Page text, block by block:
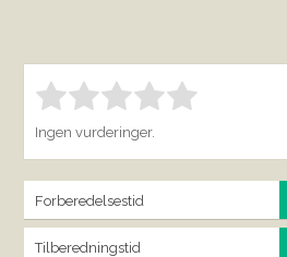
Bedøm denne vare: 1.00
Ingen vurderinger.
Forberedelsestid
Tilberedningstid